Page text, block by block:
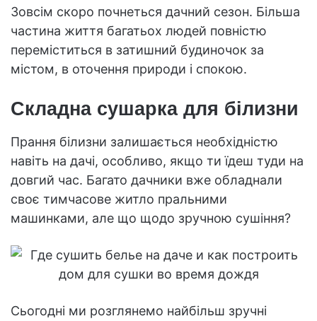
Зовсім скоро почнеться дачний сезон. Більша
частина життя багатьох людей повністю
переміститься в затишний будиночок за
містом, в оточення природи і спокою.
Складна сушарка для білизни
Прання білизни залишається необхідністю
навіть на дачі, особливо, якщо ти їдеш туди на
довгий час. Багато дачники вже обладнали
своє тимчасове житло пральними
машинками, але що щодо зручною сушіння?
Сьогодні ми розглянемо найбільш зручні